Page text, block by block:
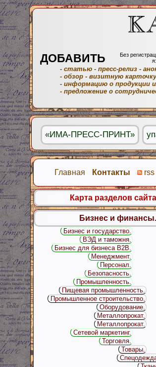
Главная Контакты rss
Карта разделов сайта
Бизнес и финансы.
Бизнес и государство.
ВЭД и таможня.
Бизнес для бизнеса B2B.
Менеджмент.
Персонал.
Безопасность.
Промышленность.
Пищевая промышленность.
Промышленное строительство.
Оборудование.
Металлопрокат.
Металлопрокат.
Сетевой маркетинг.
Торговля.
Товары.
ДОБАВИТЬ
Без
- статью - пресс-релиз -
- обзор - визитную карточку
- информацию о продукции
- предложение о
«ИМА-ПРЕСС-ПРИНТ»